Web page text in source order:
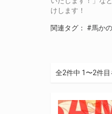
けします！
関連タグ： #馬か
全2件中 1〜2件